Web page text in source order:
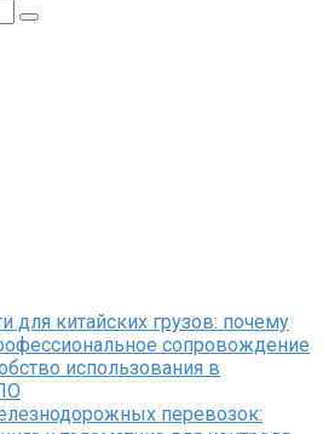
для китайских грузов: почему
сопровождение
использования в
перевозок: